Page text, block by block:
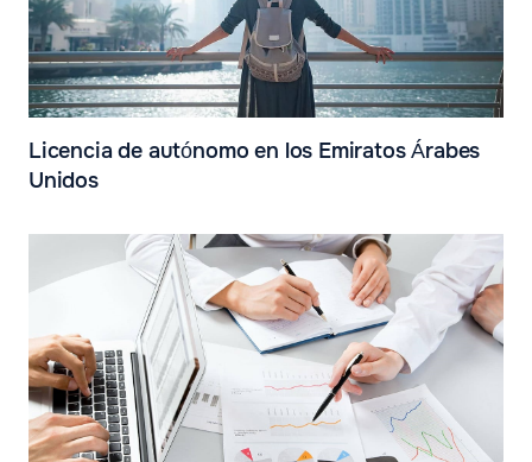
Licencia de autónomo en los Emiratos Árabes
Unidos